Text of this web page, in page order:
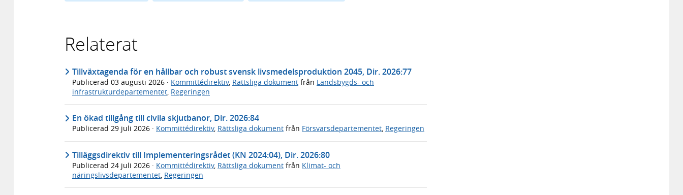
Relaterat
Tillväxtagenda för en hållbar och robust svensk livsmedelsproduktion 2045, Dir. 2026:77
Publicerad 03 augusti 2026 · Kommittédirektiv, Rättsliga dokument från Landsbygds- och
infrastrukturdepartementet Regeringen
En ökad tillgång till civila skjutbanor, Dir. 2026:84
Publicerad 29 juli 2026 · Kommittédirektiv, Rättsliga dokument från Försvarsdepartementet, Regeringen
Tilläggsdirektiv till Implementeringsrådet (KN 2024:04), Dir. 2026:80
Publicerad 24 juli 2026 · Kommittédirektiv, Rättsliga dokument från Klimat- och
näringslivsdepartementet, Regeringen